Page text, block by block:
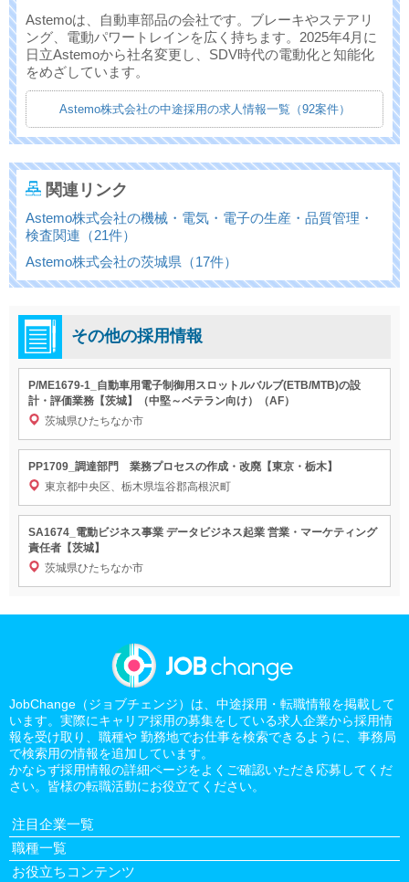
Astemoは、自動車部品の会社です。ブレーキやステアリ
ング、電動パワートレインを広く持ちます。2025年4月に
日立Astemoから社名変更し、SDV時代の電動化と知能化
をめざしています。
Astemo株式会社の中途採用の求人情報一覧（92案件）
関連リンク
Astemo株式会社の機械・電気・電子の生産・品質管理・
検査関連（21件）
Astemo株式会社の茨城県（17件）
その他の採用情報
P/ME1679-1_自動車用電子制御用スロットルバルブ(ETB/MTB)の設
計・評価業務【茨城】（中堅～ベテラン向け）（AF）
茨城県ひたちなか市
PP1709_調達部門 業務プロセスの作成・改廃【東京・栃木】
東京都中央区、栃木県塩谷郡高根沢町
SA1674_電動ビジネス事業 データビジネス起業 営業・マーケティング
責任者【茨城】
茨城県ひたちなか市
JobChange（ジョブチェンジ）は、中途採用・転職情報を掲載して
います。実際にキャリア採用の募集をしている求人企業から採用情
報を受け取り、職種や 勤務地でお仕事を検索できるように、事務局
で検索用の情報を追加しています。
かならず採用情報の詳細ページをよくご確認いただき応募してくだ
さい。皆様の転職活動にお役立てください。
注目企業一覧
職種一覧
お役立ちコンテンツ